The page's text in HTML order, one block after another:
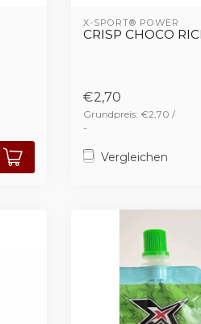
X-SPORT® POWER
CRISP CHOCO
€2,70
Grundpreis: €2,70 /
-
Vergleichen